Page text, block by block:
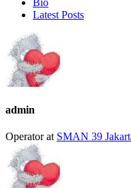
Latest Posts
admin
Operatorat SMAN 39